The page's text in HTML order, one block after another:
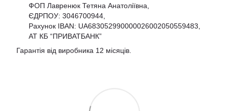
ФОП Лавренюк Тетяна Анатоліївна,
ЄДРПОУ: 3046700944
Рахунок IBAN: UA683052990000026002050559483,
АТ КБ “ПРИВАТБАНК”
Гарантія від виробника 12 місяців.